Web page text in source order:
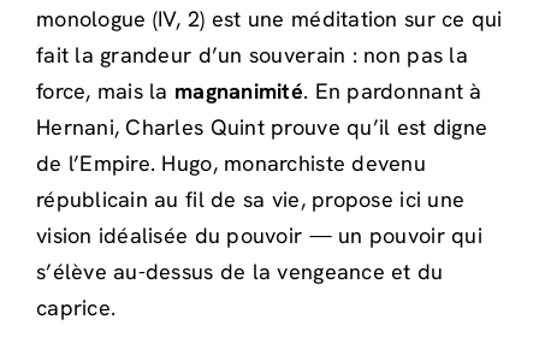
monologue (IV, 2) est une méditation sur ce qui
fait la grandeur d’un souverain : non pas la
force, mais la magnanimité. En pardonnant à
Hernani, Charles Quint prouve qu’il est digne
de l’Empire. Hugo, monarchiste devenu
républicain au fil de sa vie, propose ici une
vision idéalisée du pouvoir — un pouvoir qui
s’élève au-dessus de la vengeance et du
caprice.